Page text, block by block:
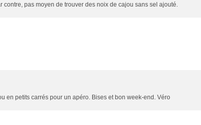
pas moyen de trouver des noix de cajou sans sel ajouté.
en petits carrés pour un apéro. Bises et bon week-end. Véro